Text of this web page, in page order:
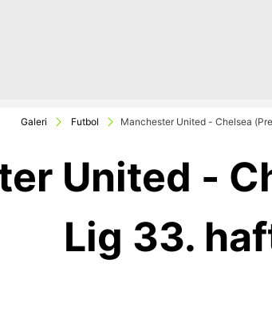
Galeri Futbol Manchester United - Chelsea
United -
Lig 33.